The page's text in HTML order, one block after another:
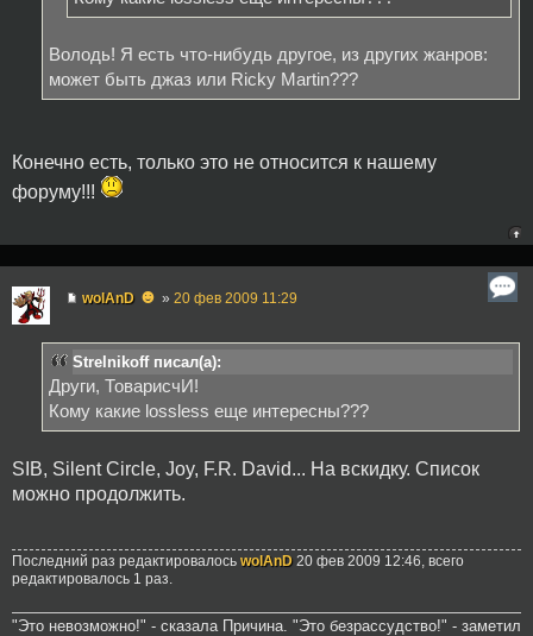
Володь! Я есть что-нибудь другое, из других жанров:
может быть джаз или Ricky Martin???
Конечно есть, только это не относится к нашему
форуму!!!
wolAnD ☻ » 20 фев 2009 11:29
Strelnikoff писал(а):
Други, ТоварисчИ!
Кому какие lossless еще интересны???
SIB, Silent Circle, Joy, F.R. David... На вскидку. Список
можно продолжить.
Последний раз редактировалось wolAnD 20 фев 2009 12:46, всего
редактировалось 1 раз.
"Это невозможно!" - сказала Причина. "Это безрассудство!" - заметил